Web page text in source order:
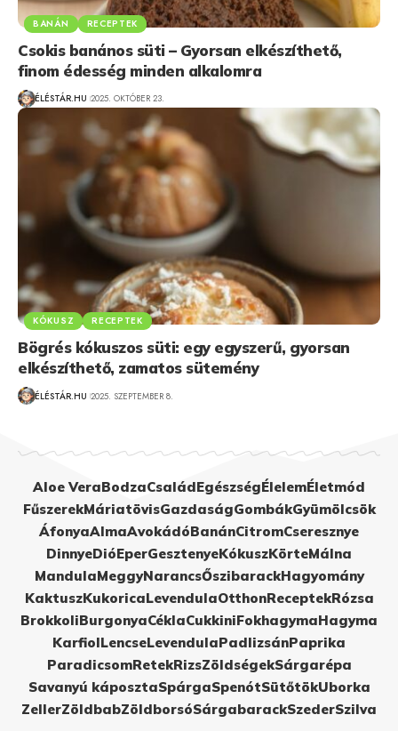
BANÁN RECEPTEK
Csokis banános süti – Gyorsan elkészíthető,
finom édesség minden alkalomra
ÉLÉSTÁR.HU 2025. OKTÓBER 23.
KÓKUSZ RECEPTEK
Bögrés kókuszos süti: egy egyszerű, gyorsan
elkészíthető, zamatos sütemény
ÉLÉSTÁR.HU 2025. SZEPTEMBER 8.
Aloe VeraBodzaCsaládEgészségÉlelemÉletmód
FűszerekMáriatövisGazdaságGombákGyümölcsök
ÁfonyaAlmaAvokádóBanánCitromCseresznye
DinnyeDióEperGesztenyeKókuszKörteMálna
MandulaMeggyNarancsŐszibarackHagyomány
KaktuszKukoricaLevendulaOtthonReceptekRózsa
BrokkoliBurgonyaCéklaCukkiniFokhagymaHagyma
KarfiolLencseLevendulaPadlizsánPaprika
ParadicsomRetekRizsZöldségekSárgarépa
Savanyú káposztaSpárgaSpenótSütőtökUborka
ZellerZöldbabZöldborsóSárgabarackSzederSzilva